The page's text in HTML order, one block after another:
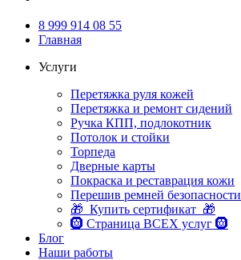
8 999 914 08 55
Главная
Услуги
Перетяжка руля кожей
Перетяжка и ремонт сидений
Ручка КПП, подлокотник
Потолок и стойки
Торпеда
Дверные карты
Покраска и реставрация кожи
Перешив ремней безопасности
🎁 Купить сертификат 🎁
🛞 Страница ВСЕХ услуг 🛞
Блог
Наши работы